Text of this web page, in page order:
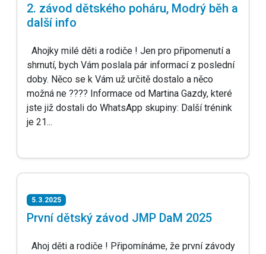
2. závod dětského poháru, Modrý běh a
další info
Ahojky milé děti a rodiče ! Jen pro připomenutí a
shrnutí, bych Vám poslala pár informací z poslední
doby. Něco se k Vám už určitě dostalo a něco
možná ne ???? Informace od Martina Gazdy, které
jste již dostali do WhatsApp skupiny: Další trénink
je 21...
5.3.2025
První dětský závod JMP DaM 2025
Ahoj děti a rodiče ! Připomínáme, že první závody